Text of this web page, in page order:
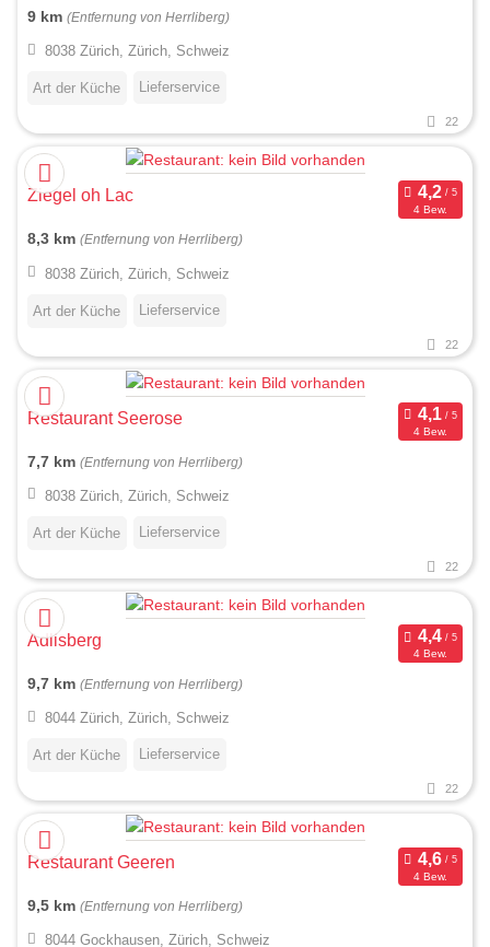
9 km (Entfernung von Herrliberg)
8038 Zürich, Zürich, Schweiz
Art der Küche Lieferservice
22
Ziegel oh Lac
4 Bew.
8,3 km (Entfernung von Herrliberg)
8038 Zürich, Zürich, Schweiz
Art der Küche Lieferservice
22
Restaurant Seerose
4 Bew.
7,7 km (Entfernung von Herrliberg)
8038 Zürich, Zürich, Schweiz
Art der Küche Lieferservice
22
Adlisberg
4 Bew.
9,7 km (Entfernung von Herrliberg)
8044 Zürich, Zürich, Schweiz
Art der Küche Lieferservice
22
Restaurant Geeren
4 Bew.
9,5 km (Entfernung von Herrliberg)
8044 Gockhausen, Zürich, Schweiz